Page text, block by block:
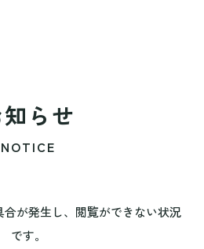
らせ
NOTICE
が発生し、閲覧ができない状況
です。